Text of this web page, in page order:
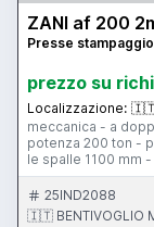
ZANI af 200
Presse
prezzo su
Localizzazione:
meccanica - a
potenza 200 ton -
le spalle 1100 mm
- corsa slitta 120
regolazione
motore 10 HP -
25IND2088
🇮🇹 BENTIVOGLIO